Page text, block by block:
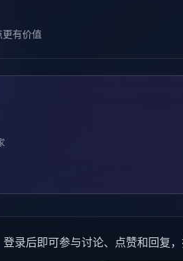
有价值
登录后即可参与讨论、点赞和回复